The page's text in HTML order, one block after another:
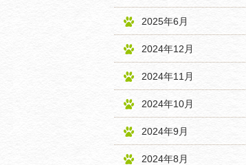
2025年6月
2024年12月
2024年11月
2024年10月
2024年9月
2024年8月